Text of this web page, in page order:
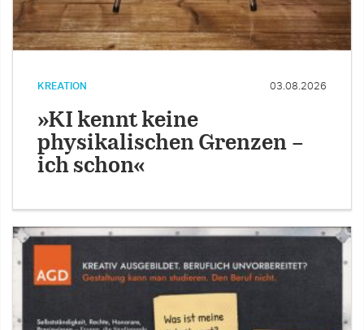
KREATION 03.08.2026
»KI kennt keine
physikalischen Grenzen –
ich schon«